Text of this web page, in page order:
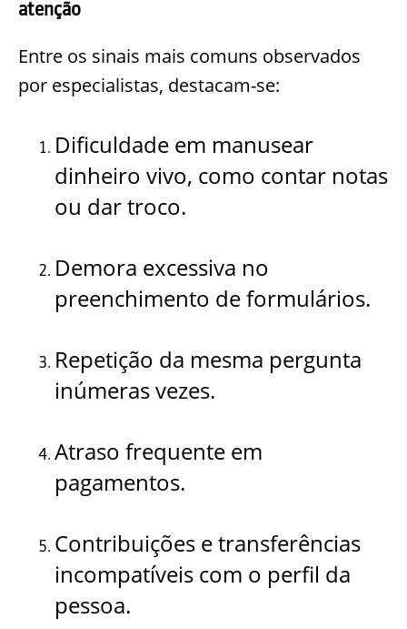
atenção
Entre os sinais mais comuns observados
por especialistas, destacam-se:
Dificuldade em manusear
dinheiro vivo, como contar notas
ou dar troco.
Demora excessiva no
preenchimento de formulários.
Repetição da mesma pergunta
inúmeras vezes.
Atraso frequente em
pagamentos.
Contribuições e transferências
incompatíveis com o perfil da
pessoa.